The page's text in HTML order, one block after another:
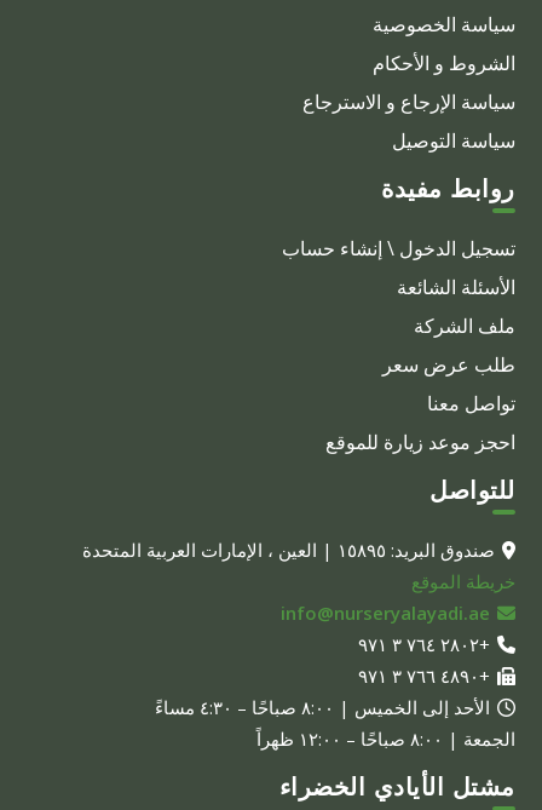
سياسة الخصوصية
الشروط و الأحكام
سياسة الإرجاع و الاسترجاع
سياسة التوصيل
روابط مفيدة
تسجيل الدخول \ إنشاء حساب
الأسئلة الشائعة
ملف الشركة
طلب عرض سعر
تواصل معنا
احجز موعد زيارة للموقع
للتواصل
صندوق البريد: ١٥٨٩٥ | العين ، الإمارات العربية المتحدة
خريطة الموقع
info@nurseryalayadi.ae
+٢٨٠٢ ٧٦٤ ٣ ٩٧١
+٤٨٩٠ ٧٦٦ ٣ ٩٧١
الأحد إلى الخميس | ٨:٠٠ صباحًا – ٤:٣٠ مساءً
الجمعة | ٨:٠٠ صباحًا – ١٢:٠٠ ظهراً
مشتل الأيادي الخضراء